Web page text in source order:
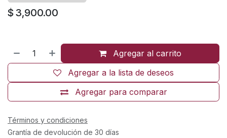
$ 3,900.00
Agregar al carrito
Agregar para comparar
Agregar a la lista de deseos
Términos y condiciones
Grantía de devolución de 30 días